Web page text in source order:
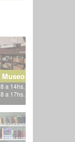
a 14hs.
a 17hs.